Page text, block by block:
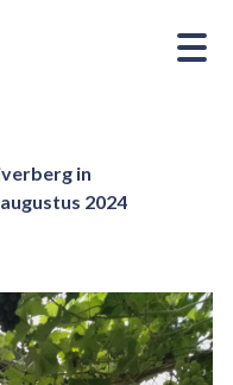
in
2024